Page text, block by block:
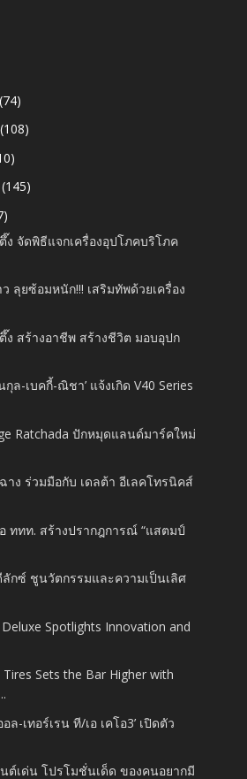
(74)
(108)
(145)
ง จัดพิธีแจกเครื่องอุปโภคบริโภค
ลุยซ้อมหนัก!!! เสริมทัพด้วยเครื่อง
ง สร้างอาชีพ สร้างชีวิต มอบอุปก
ล-เบคกี้-ณิชา’ แจ้งเกิด V40 Series
Ratchada ปักหมุดแลนด์มาร์คใหม่
าง ร่วมมือกับ เดลต้า อีเลคโทรนิคส์
ททท. สร้างปรากฎการณ์ “แสตมป์
กซ์ ชูนวัตกรรมและความเป็นเลิศ
Spotlights Innovation and
Sets the Bar Higher with
ล-เทอร์เรน ที/เอ เคโอ3’ เปิดตัว
ต์เด่น โปรโมชั่นเด็ด ของคนอยากมี